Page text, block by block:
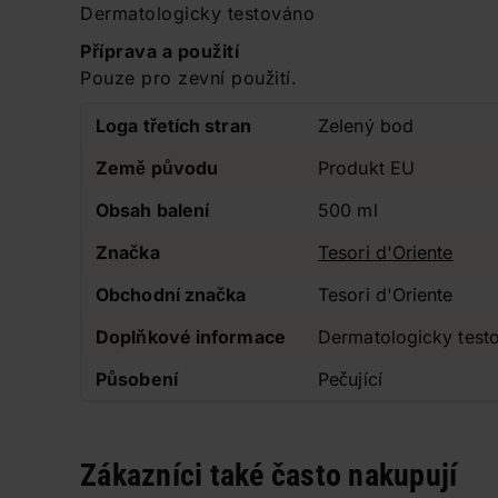
Dermatologicky testováno
Příprava a použití
Pouze pro zevní použití.
Loga třetích stran
Zelený bod
Země původu
Produkt EU
Obsah balení
500 ml
Značka
Tesori d'Oriente
Obchodní značka
Tesori d'Oriente
Doplňkové informace
Dermatologicky
Působení
Pečující
Zákazníci také často nakupují